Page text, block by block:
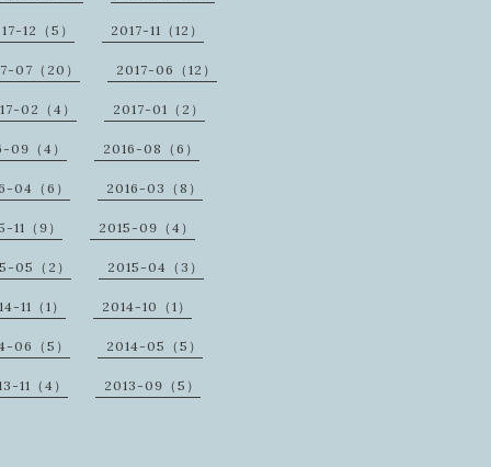
12（5） 2017-11（12）
07（20） 2017-06（12）
02（4） 2017-01（2）
09（4） 2016-08（6）
04（6） 2016-03（8）
11（9） 2015-09（4）
05（2） 2015-04（3）
11（1） 2014-10（1）
06（5） 2014-05（5）
11（4） 2013-09（5）